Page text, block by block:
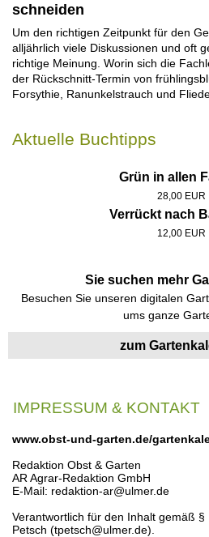
schneiden
Um den richtigen Zeitpunkt für den
alljährlich viele Diskussionen und oft
richtige Meinung. Worin sich die
der Rückschnitt-Termin von
Forsythie, Ranunkelstrauch und
Aktuelle Buchtipps
Grün in allen
28,00 EUR
Verrückt nach
12,00 EUR
Sie suchen mehr
Besuchen Sie unseren digitalen
ums ganze
zum
IMPRESSUM & KONTAKT
www.obst-und-garten.de/
Redaktion Obst & Garten
AR Agrar-Redaktion GmbH
E-Mail: redaktion-ar@ulmer.de
Verantwortlich für den Inhalt gemäß §
Petsch (tpetsch@ulmer.de).